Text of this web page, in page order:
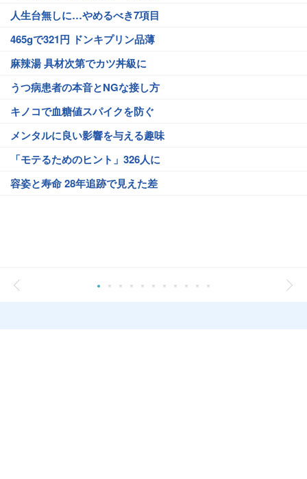
人生台無しに…やめるべき7項目
465gで321円 ドンキプリン品薄
麻辣湯 具材次第でカツ丼級に
うつ病患者の本音とNGな接し方
キノコで血糖値スパイクを防ぐ
メンタルに良い影響を与える趣味
「モテるためのヒント」326人に
容姿と寿命 28年追跡で見えた差